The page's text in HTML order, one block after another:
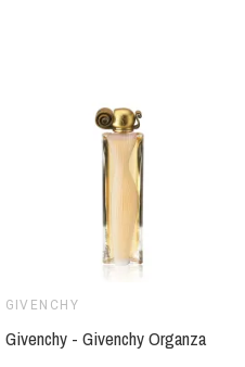
GIVENCHY
Givenchy - Givenchy Organza